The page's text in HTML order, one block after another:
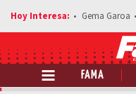
Gema Garoa
FAMA